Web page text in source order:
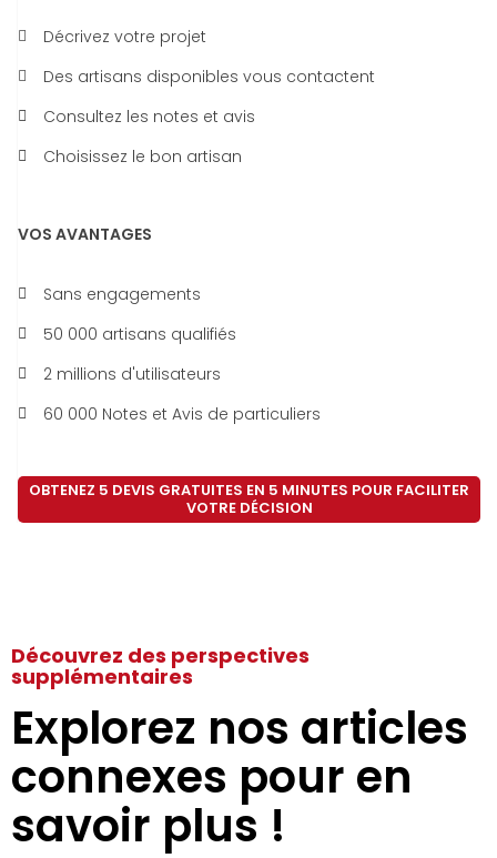
Décrivez votre projet
Des artisans disponibles vous contactent
Consultez les notes et avis
Choisissez le bon artisan
VOS AVANTAGES
Sans engagements
50 000 artisans qualifiés
2 millions d'utilisateurs
60 000 Notes et Avis de particuliers
OBTENEZ 5 DEVIS GRATUITES EN 5 MINUTES POUR FACILITER
VOTRE DÉCISION
Découvrez des perspectives
supplémentaires
Explorez nos articles
connexes pour en
savoir plus !